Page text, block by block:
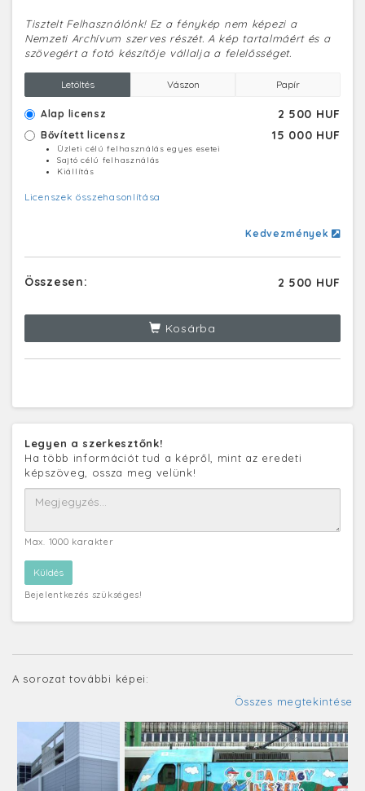
Tisztelt Felhasználónk! Ez a fénykép nem képezi a
Nemzeti Archívum szerves részét. A kép tartalmáért és a
szövegért a fotó készítője vállalja a felelősséget.
Letöltés Vászon Papír
Alap licensz 2 500 HUF
Bővített licensz 15 000 HUF
Üzleti célú felhasználás egyes esetei
Sajtó célú felhasználás
Kiállítás
Licenszek összehasonlítása
Kedvezmények
Összesen: 2 500 HUF
Kosárba
Legyen a szerkesztőnk!
Ha több információt tud a képről, mint az eredeti
képszöveg, ossza meg velünk!
Max. 1000 karakter
Bejelentkezés szükséges!
A sorozat további képei:
Összes megtekintése